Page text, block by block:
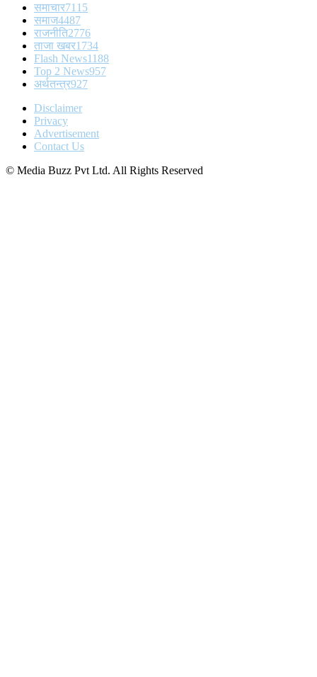
समाचार7115
समाज4487
राजनीति2776
ताजा खबर1734
Flash News1188
Top 2 News957
अर्थतन्त्र927
Disclaimer
Privacy
Advertisement
Contact Us
© Media Buzz Pvt Ltd. All Rights Reserved